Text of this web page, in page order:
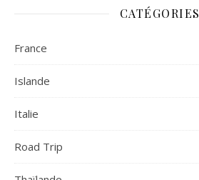
CATÉGORIES
France
Islande
Italie
Road Trip